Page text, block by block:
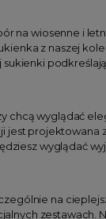
na wiosenne i
z naszej
chcą wyglądać
jest
wyglądać
na